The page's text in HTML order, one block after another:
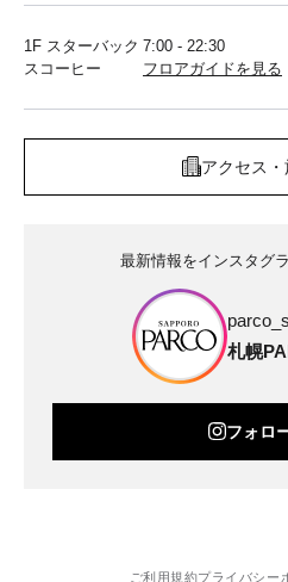
1F スターバック
スコーヒー
7:00 - 22:30
フロアガイドを見る
アクセス
最新情報をインスタグ
札幌
フォロ
ご利用規約プライバシー